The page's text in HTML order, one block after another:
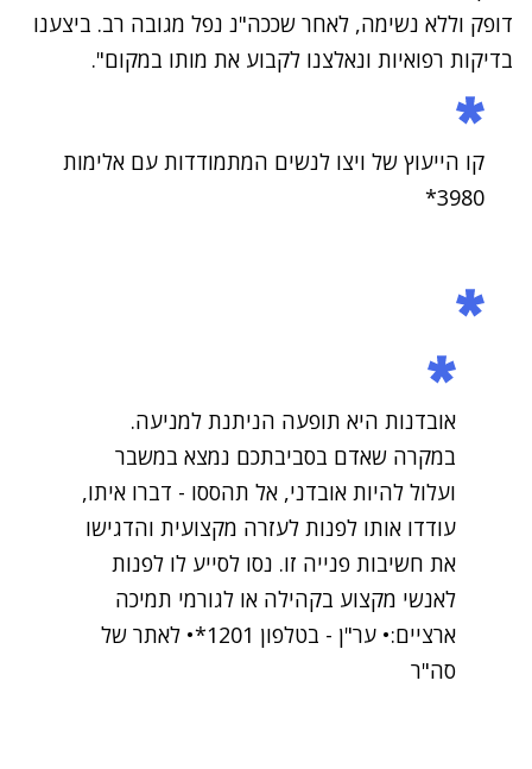
דופק וללא נשימה, לאחר שככה"נ נפל מגובה רב. ביצענו
בדיקות רפואיות ונאלצנו לקבוע את מותו במקום".
קו הייעוץ של ויצו לנשים המתמודדות עם אלימות
‎*3980
אובדנות היא תופעה הניתנת למניעה.
במקרה שאדם בסביבתכם נמצא במשבר
ועלול להיות אובדני, אל תהססו - דברו איתו,
עודדו אותו לפנות לעזרה מקצועית והדגישו
את חשיבות פנייה זו. נסו לסייע לו לפנות
לאנשי מקצוע בקהילה או לגורמי תמיכה
ארציים:• ער"ן - בטלפון 1201*• לאתר של
סה"ר